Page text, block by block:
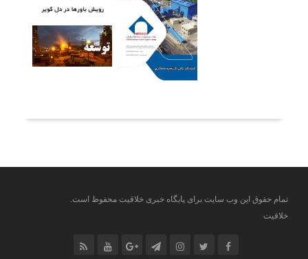
تمام حقوق این وب سایت برای پایگاه خبری خلاقیت محفوظ است.
خلاقیت